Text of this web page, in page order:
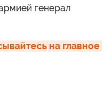
генерал
на главное